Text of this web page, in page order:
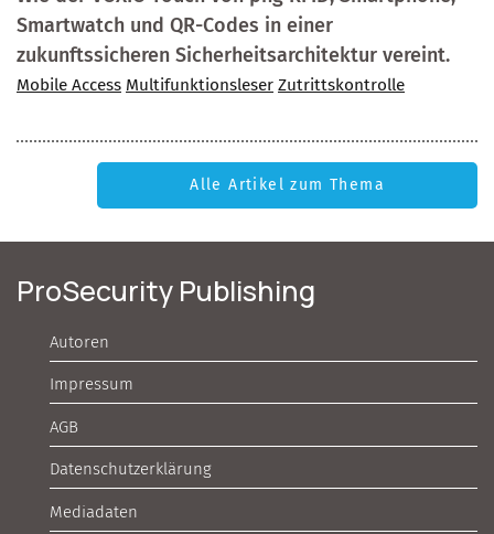
Smartwatch und QR-Codes in einer
zukunftssicheren Sicherheitsarchitektur vereint.
Mobile Access Multifunktionsleser Zutrittskontrolle
Alle Artikel zum Thema
ProSecurity Publishing
Autoren
Impressum
AGB
Datenschutzerklärung
Mediadaten